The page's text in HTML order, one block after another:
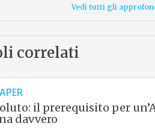
Vedi tutti gli
correlati
il prerequisito per
davvero